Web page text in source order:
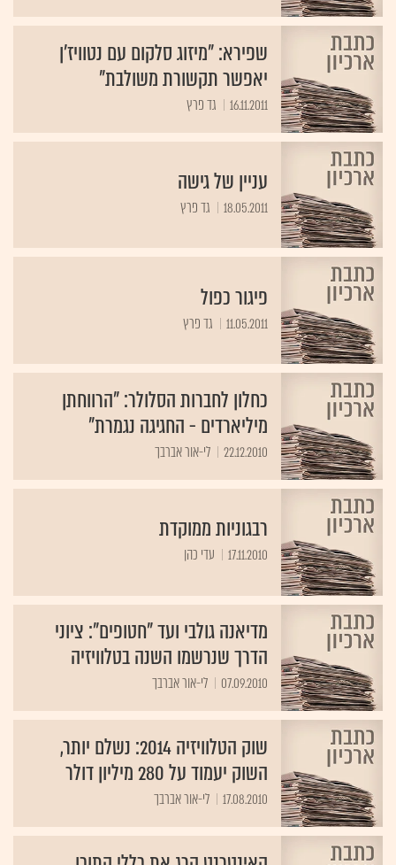
שפירא: "מיזוג סלקום עם נטוויז'ן
יאפשר תקשורת משולבת"
16.11.2011
עניין של גישה
18.05.2011 גד פרץ
פיגור כפול
11.05.2011 גד פרץ
כחלון לחברות הסלולר: "הרווחתן
מיליארדים - החגיגה נגמרת"
22.12.2010 לי-אור אברבך
רבגוניות ממוקדת
17.11.2010 עדי כהן
מדיאנה גולבי ועד "חטופים": ציוני
הדרך שנרשמו השנה בטלוויזיה
07.09.2010 לי-אור אברבך
שוק הטלוויזיה 2014: נשלם יותר,
השוק יעמוד על 280 מיליון דולר
17.08.2010 לי-אור אברבך